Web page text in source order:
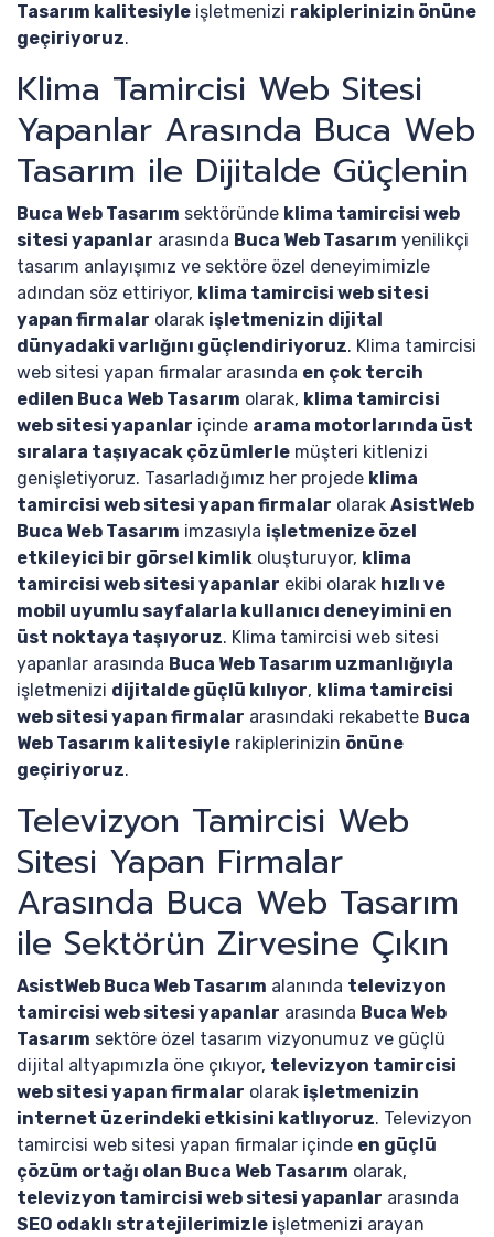
Tasarım kalitesiyle işletmenizi rakiplerinizin önüne
geçiriyoruz.
Klima Tamircisi Web Sitesi
Yapanlar Arasında Buca Web
Tasarım ile Dijitalde Güçlenin
Buca Web Tasarım sektöründe klima tamircisi web
sitesi yapanlar arasında Buca Web Tasarım yenilikçi
tasarım anlayışımız ve sektöre özel deneyimimizle
adından söz ettiriyor, klima tamircisi web sitesi
yapan firmalar olarak işletmenizin dijital
dünyadaki varlığını güçlendiriyoruz. Klima tamircisi
web sitesi yapan firmalar arasında en çok tercih
edilen Buca Web Tasarım olarak, klima tamircisi
web sitesi yapanlar içinde arama motorlarında üst
sıralara taşıyacak çözümlerle müşteri kitlenizi
genişletiyoruz. Tasarladığımız her projede klima
tamircisi web sitesi yapan firmalar olarak AsistWeb
Buca Web Tasarım imzasıyla işletmenize özel
etkileyici bir görsel kimlik oluşturuyor, klima
tamircisi web sitesi yapanlar ekibi olarak hızlı ve
mobil uyumlu sayfalarla kullanıcı deneyimini en
üst noktaya taşıyoruz. Klima tamircisi web sitesi
yapanlar arasında Buca Web Tasarım uzmanlığıyla
işletmenizi dijitalde güçlü kılıyor, klima tamircisi
web sitesi yapan firmalar arasındaki rekabette Buca
Web Tasarım kalitesiyle rakiplerinizin önüne
geçiriyoruz.
Televizyon Tamircisi Web
Sitesi Yapan Firmalar
Arasında Buca Web Tasarım
ile Sektörün Zirvesine Çıkın
AsistWeb Buca Web Tasarım alanında televizyon
tamircisi web sitesi yapanlar arasında Buca Web
Tasarım sektöre özel tasarım vizyonumuz ve güçlü
dijital altyapımızla öne çıkıyor, televizyon tamircisi
web sitesi yapan firmalar olarak işletmenizin
internet üzerindeki etkisini katlıyoruz. Televizyon
tamircisi web sitesi yapan firmalar içinde en güçlü
çözüm ortağı olan Buca Web Tasarım olarak,
televizyon tamircisi web sitesi yapanlar arasında
SEO odaklı stratejilerimizle işletmenizi arayan